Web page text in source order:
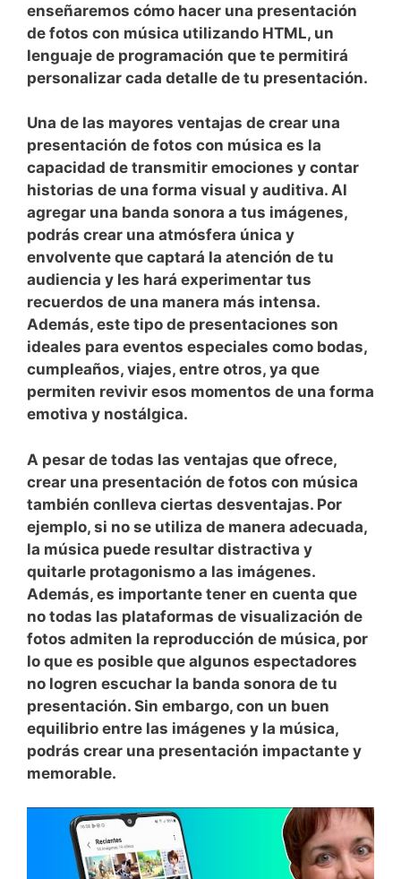
enseñaremos cómo ‌hacer una ⁣presentación
de fotos con música utilizando HTML,‌ un
lenguaje de programación que⁤ te permitirá
personalizar cada detalle de tu presentación.
Una ‍de las mayores ventajas de crear una
presentación de fotos con música es la
capacidad de transmitir emociones y contar
historias de⁣ una forma visual y auditiva. Al
agregar una banda sonora a tus imágenes,
podrás crear una​ atmósfera única y​
envolvente que captará⁤ la atención de tu
audiencia y les ​hará experimentar tus
⁢recuerdos de ⁣una manera más intensa.
⁣Además, este tipo ⁣de presentaciones son
ideales⁢ para eventos especiales como bodas,
cumpleaños, viajes,⁢ entre otros, ya que
permiten revivir esos momentos de una forma
emotiva y‍ nostálgica.
A pesar de todas las ⁤ventajas que ofrece,
crear una presentación de fotos con música
también conlleva ciertas desventajas. Por‍
ejemplo, si no se utiliza de​ manera adecuada,
la música puede resultar distractiva ​y
quitarle protagonismo a las ‌imágenes.
Además, es importante tener en⁣ cuenta que‌
no todas las plataformas de visualización de
fotos admiten la reproducción de música, por
lo que es‌ posible que algunos espectadores
no logren ⁢escuchar la banda‍ sonora de tu
presentación. Sin embargo, con un buen
equilibrio entre las imágenes ⁢y la música,
podrás crear una presentación impactante y
memorable.